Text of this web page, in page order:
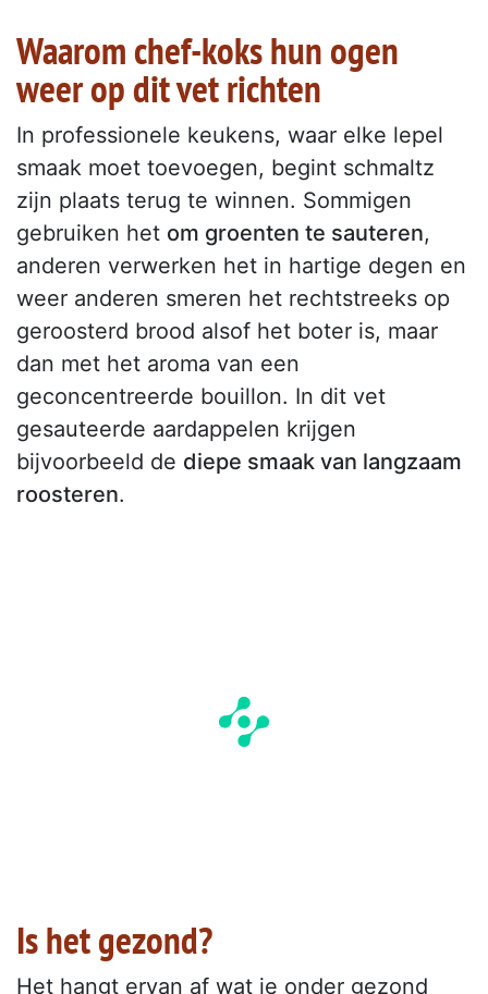
Waarom chef-koks hun ogen
weer op dit vet richten
In professionele keukens, waar elke lepel
smaak moet toevoegen, begint schmaltz
zijn plaats terug te winnen. Sommigen
gebruiken het om groenten te sauteren,
anderen verwerken het in hartige degen en
weer anderen smeren het rechtstreeks op
geroosterd brood alsof het boter is, maar
dan met het aroma van een
geconcentreerde bouillon. In dit vet
gesauteerde aardappelen krijgen
bijvoorbeeld de diepe smaak van langzaam
roosteren.
Is het gezond?
Het hangt ervan af wat je onder gezond